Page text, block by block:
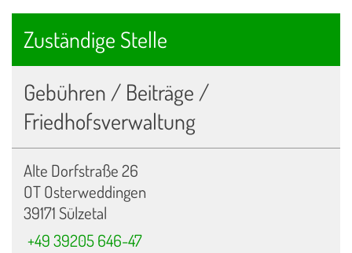
Zuständige Stelle
Gebühren / Beiträge /
Friedhofsverwaltung
Alte Dorfstraße 26
OT Osterweddingen
39171 Sülzetal
+49 39205 646-47